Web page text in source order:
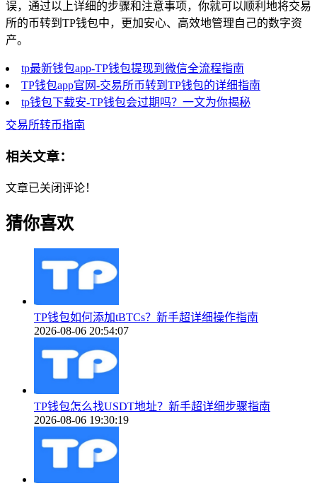
误，通过以上详细的步骤和注意事项，你就可以顺利地将交易
所的币转到TP钱包中，更加安心、高效地管理自己的数字资
产。
tp最新钱包app-TP钱包提现到微信全流程指南
TP钱包app官网-交易所币转到TP钱包的详细指南
tp钱包下载安-TP钱包会过期吗？一文为你揭秘
交易所转币指南
相关文章：
文章已关闭评论！
猜你喜欢
TP钱包如何添加tBTCs？新手超详细操作指南
2026-08-06 20:54:07
TP钱包怎么找USDT地址？新手超详细步骤指南
2026-08-06 19:30:19